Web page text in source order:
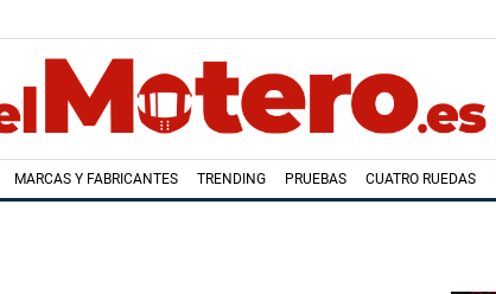
MARCAS Y FABRICANTES TRENDING PRUEBAS CUATRO RUEDAS